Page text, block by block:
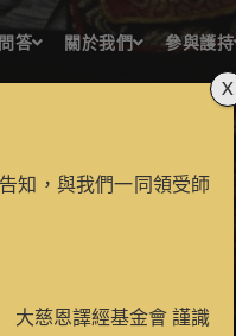
答 關於我們 參與護持
知，與我們一同領受師
大慈恩譯經基金會 謹識
X